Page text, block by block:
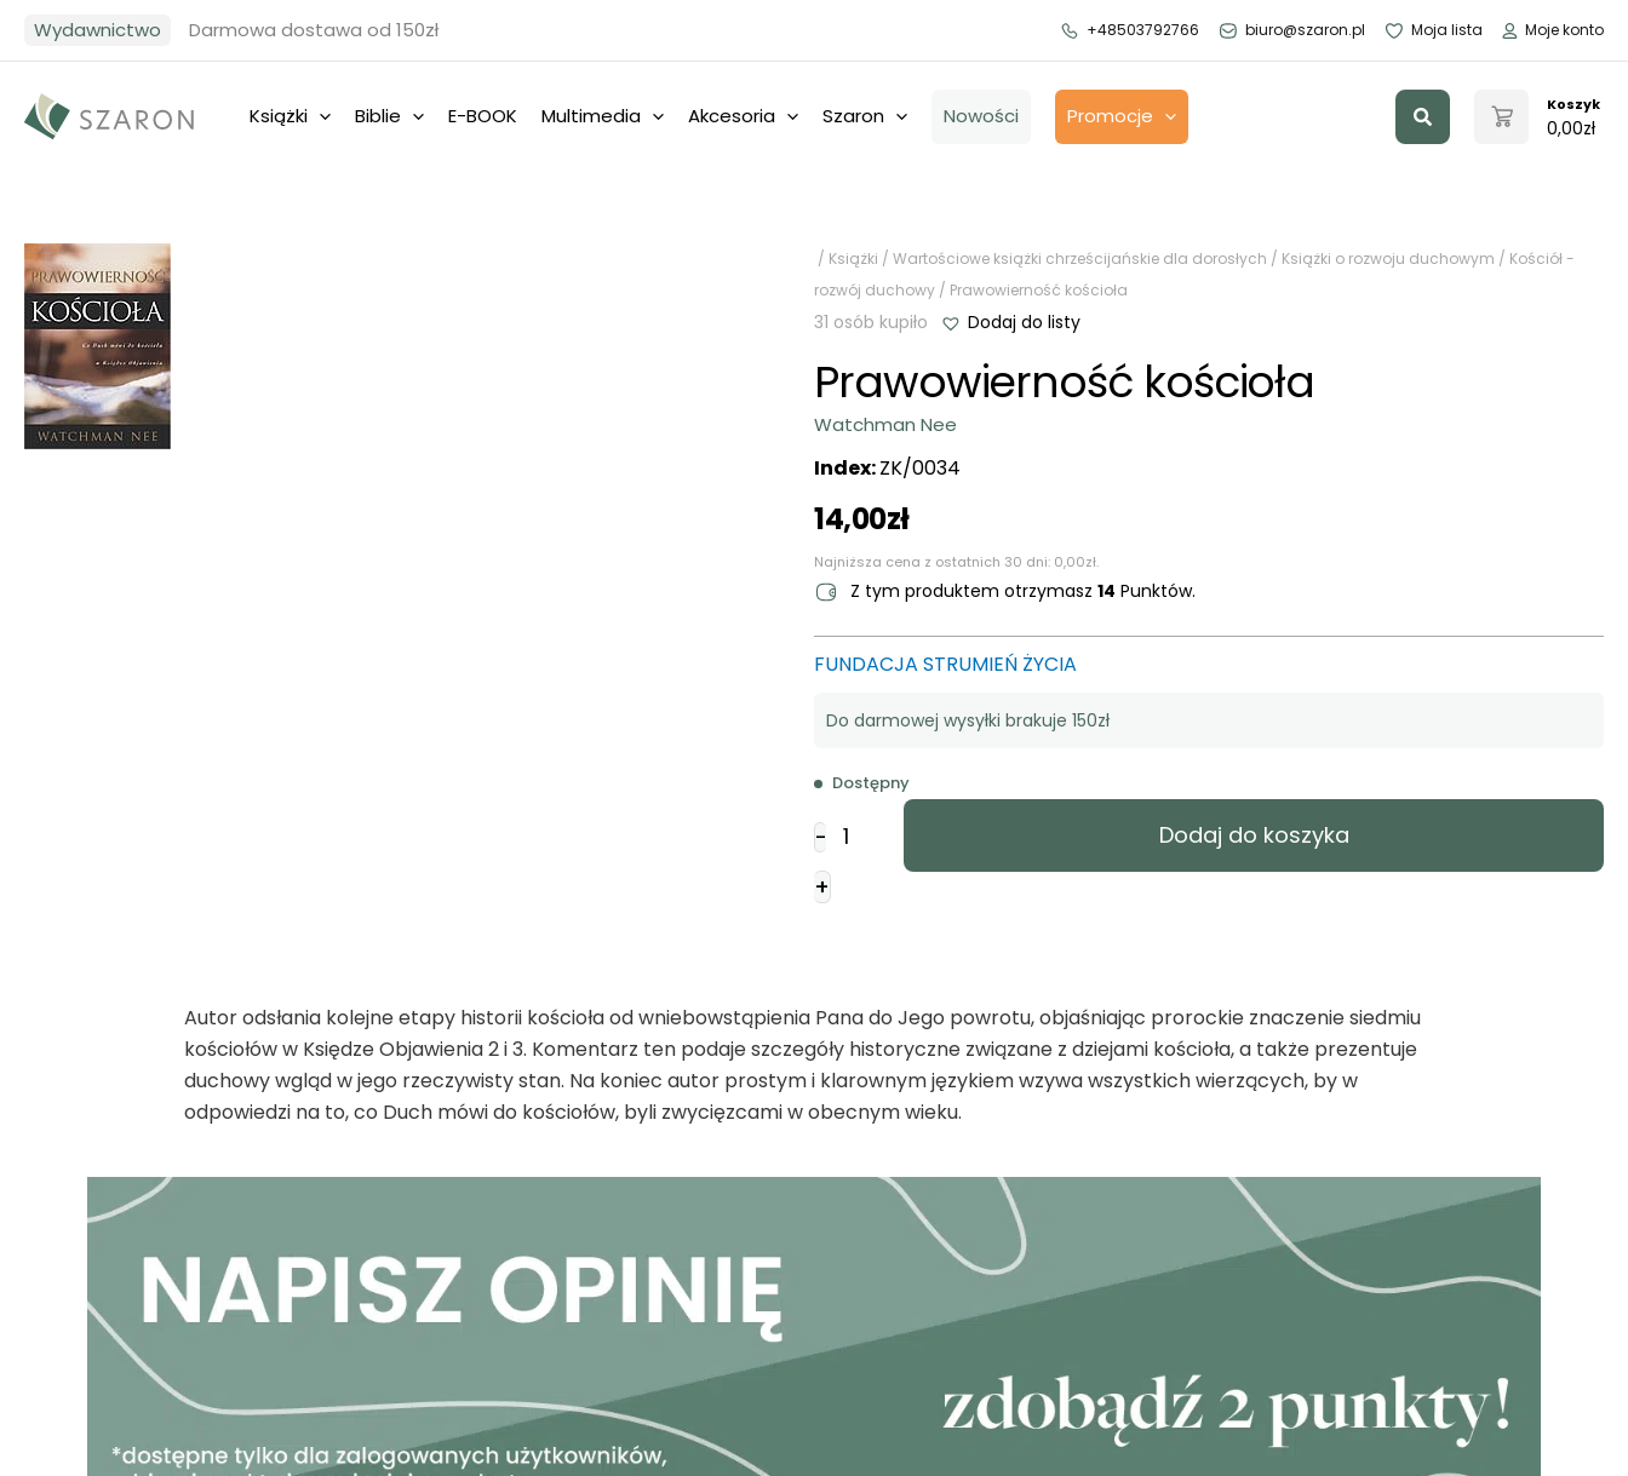
Wydawnictwo Darmowa dostawa od 150zł +48503792766 biuro@szaron.pl Moja lista Moje konto
Książki Biblie E-BOOK Multimedia Akcesoria Szaron Nowości Promocje Szukaj Koszyk
0,00zł
/ Książki / Wartościowe książki chrześcijańskie dla dorosłych / Książki o rozwoju duchowym / Kościół -
rozwój duchowy / Prawowierność kościoła
31 osób kupiło Dodaj do listy
Prawowierność kościoła
Watchman Nee
Index:ZK/0034
14,00zł
Najniższa cena z ostatnich 30 dni: 0,00zł.
Z tym produktem otrzymasz 14 Punktów.
FUNDACJA STRUMIEŃ ŻYCIA
Do darmowej wysyłki brakuje 150zł
Dostępny
- Prawowierność
kościoła
+
Dodaj do koszyka
Autor odsłania kolejne etapy historii kościoła od wniebowstąpienia Pana do Jego powrotu, objaśniając prorockie znaczenie siedmiu
kościołów w Księdze Objawienia 2 i 3. Komentarz ten podaje szczegóły historyczne związane z dziejami kościoła, a także prezentuje
duchowy wgląd w jego rzeczywisty stan. Na koniec autor prostym i klarownym językiem wzywa wszystkich wierzących, by w
odpowiedzi na to, co Duch mówi do kościołów, byli zwycięzcami w obecnym wieku.